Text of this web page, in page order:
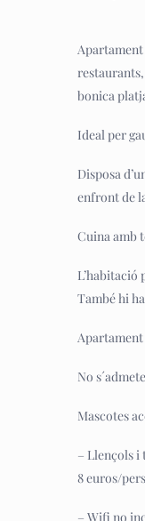
bonica
Ideal per
Disposa
enfront de
Cuina amb
L’habitació
També hi
No
Mascotes
– Llençols i
8 euros/
– Wifi no